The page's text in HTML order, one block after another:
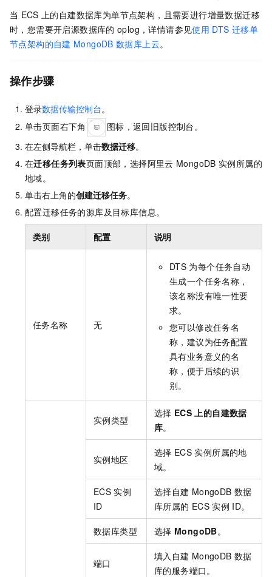
当 ECS 上的自建数据库为单节点架构，且需要进行增量数据迁移
时，您需要开启源数据库的 oplog，详情请参见使用 DTS 迁移单
节点架构的自建 MongoDB 数据库上云。
操作步骤
登录数据传输控制台。
单击页面右下角
图标，返回旧版控制台。
在左侧导航栏，单击数据迁移。
在迁移任务列表页面顶部，选择阿里云 MongoDB 实例所属的
地域。
单击右上角的创建迁移任务。
配置迁移任务的源库及目标库信息。
类别 配置 说明
任务名称 无
DTS 为每个任务自动
生成一个任务名称，
该名称没有唯一性要
求。
您可以修改任务名
称，建议为任务配置
具有业务意义的名
称，便于后续的识
别。
实例类型
选择 ECS 上的自建数据
库。
实例地区
选择 ECS 实例所属的地
域。
ECS 实例
ID
选择自建 MongoDB 数据
库所属的 ECS 实例 ID。
数据库类型 选择 MongoDB。
端口
填入自建 MongoDB 数据
库的服务端口。